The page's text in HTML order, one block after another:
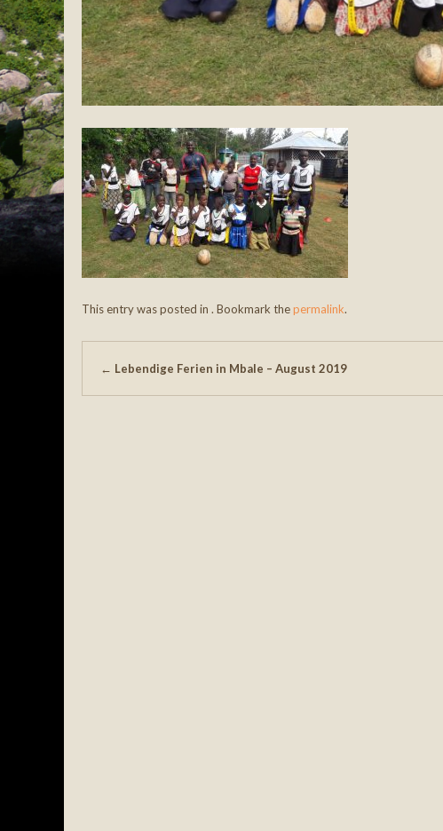
This entry was posted in . Bookmark thepermalink.
← Lebendige Ferien in Mbale – August 2019